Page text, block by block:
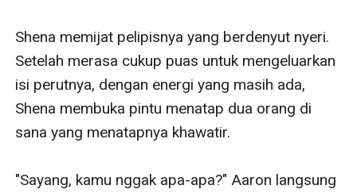
Shena memijat pelipisnya yang berdenyut nyeri.
Setelah merasa cukup puas untuk mengeluarkan
isi perutnya, dengan energi yang masih ada,
Shena membuka pintu menatap dua orang di
sana yang menatapnya khawatir.
"Sayang, kamu nggak apa-apa?" Aaron langsung